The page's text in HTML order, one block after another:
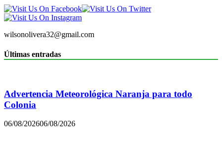
wilsonolivera32@gmail.com
Últimas entradas
Advertencia Meteorológica Naranja para todo
Colonia
06/08/202606/08/2026